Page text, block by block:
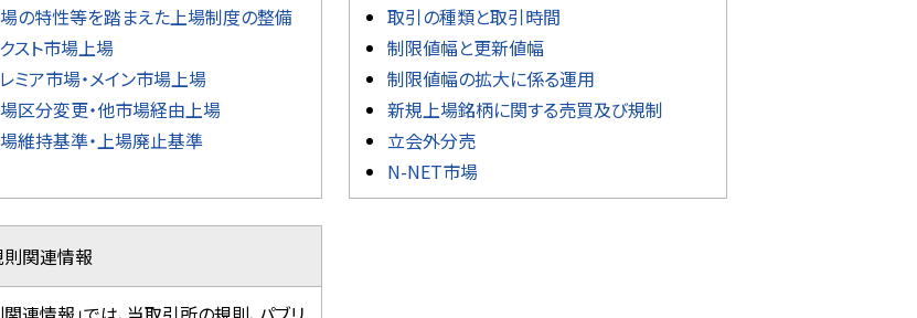
の特性等を踏まえた上場制度の整備
スト市場上場
ミア市場・メイン市場上場
区分変更・他市場経由上場
維持基準・上場廃止基準
取引の種類と取引時間
制限値幅と更新値幅
制限値幅の拡大に係る運用
新規上場銘柄に関する売買及び規制
立会外分売
N-NET市場
関連情報